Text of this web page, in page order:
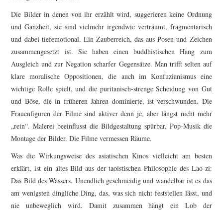
Die Bilder in denen von ihr erzählt wird, suggerieren keine Ordnung
und Ganzheit, sie sind vielmehr irgendwie verträumt, fragmentarisch
und dabei tiefemotional. Ein Zauberreich, das aus Posen und Zeichen
zusammengesetzt ist. Sie haben einen buddhistischen Hang zum
Ausgleich und zur Negation scharfer Gegensätze. Man trifft selten auf
klare moralische Oppositionen, die auch im Konfuzianismus eine
wichtige Rolle spielt, und die puritanisch-strenge Scheidung von Gut
und Böse, die in früheren Jahren dominierte, ist verschwunden. Die
Frauenfiguren der Filme sind aktiver denn je, aber längst nicht mehr
„rein“. Malerei beeinflusst die Bildgestaltung spürbar, Pop-Musik die
Montage der Bilder. Die Filme vermessen Räume.
Was die Wirkungsweise des asiatischen Kinos vielleicht am besten
erklärt, ist ein altes Bild aus der taoistischen Philosophie des Lao-zi:
Das Bild des Wassers. Unendlich geschmeidig und wandelbar ist es das
am wenigsten dingliche Ding, das, was sich nicht feststellen lässt, und
nie unbeweglich wird. Damit zusammen hängt ein Lob der